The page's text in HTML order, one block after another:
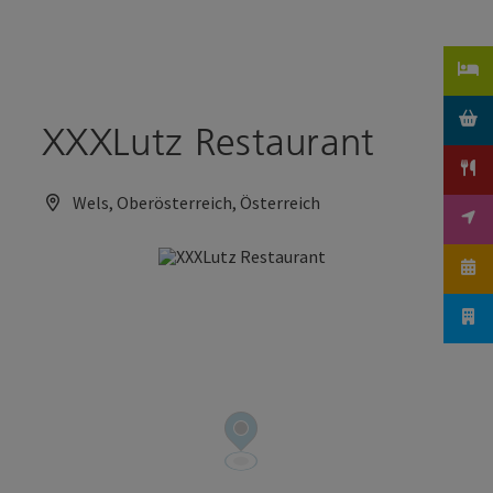
XXXLutz Restaurant
Wels, Oberösterreich, Österreich